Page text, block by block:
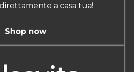
a casa tua!
Shop now